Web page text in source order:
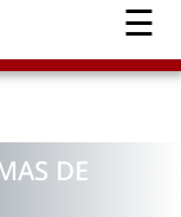
DE